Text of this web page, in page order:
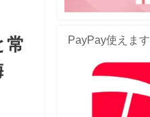
常
PayPay使えます